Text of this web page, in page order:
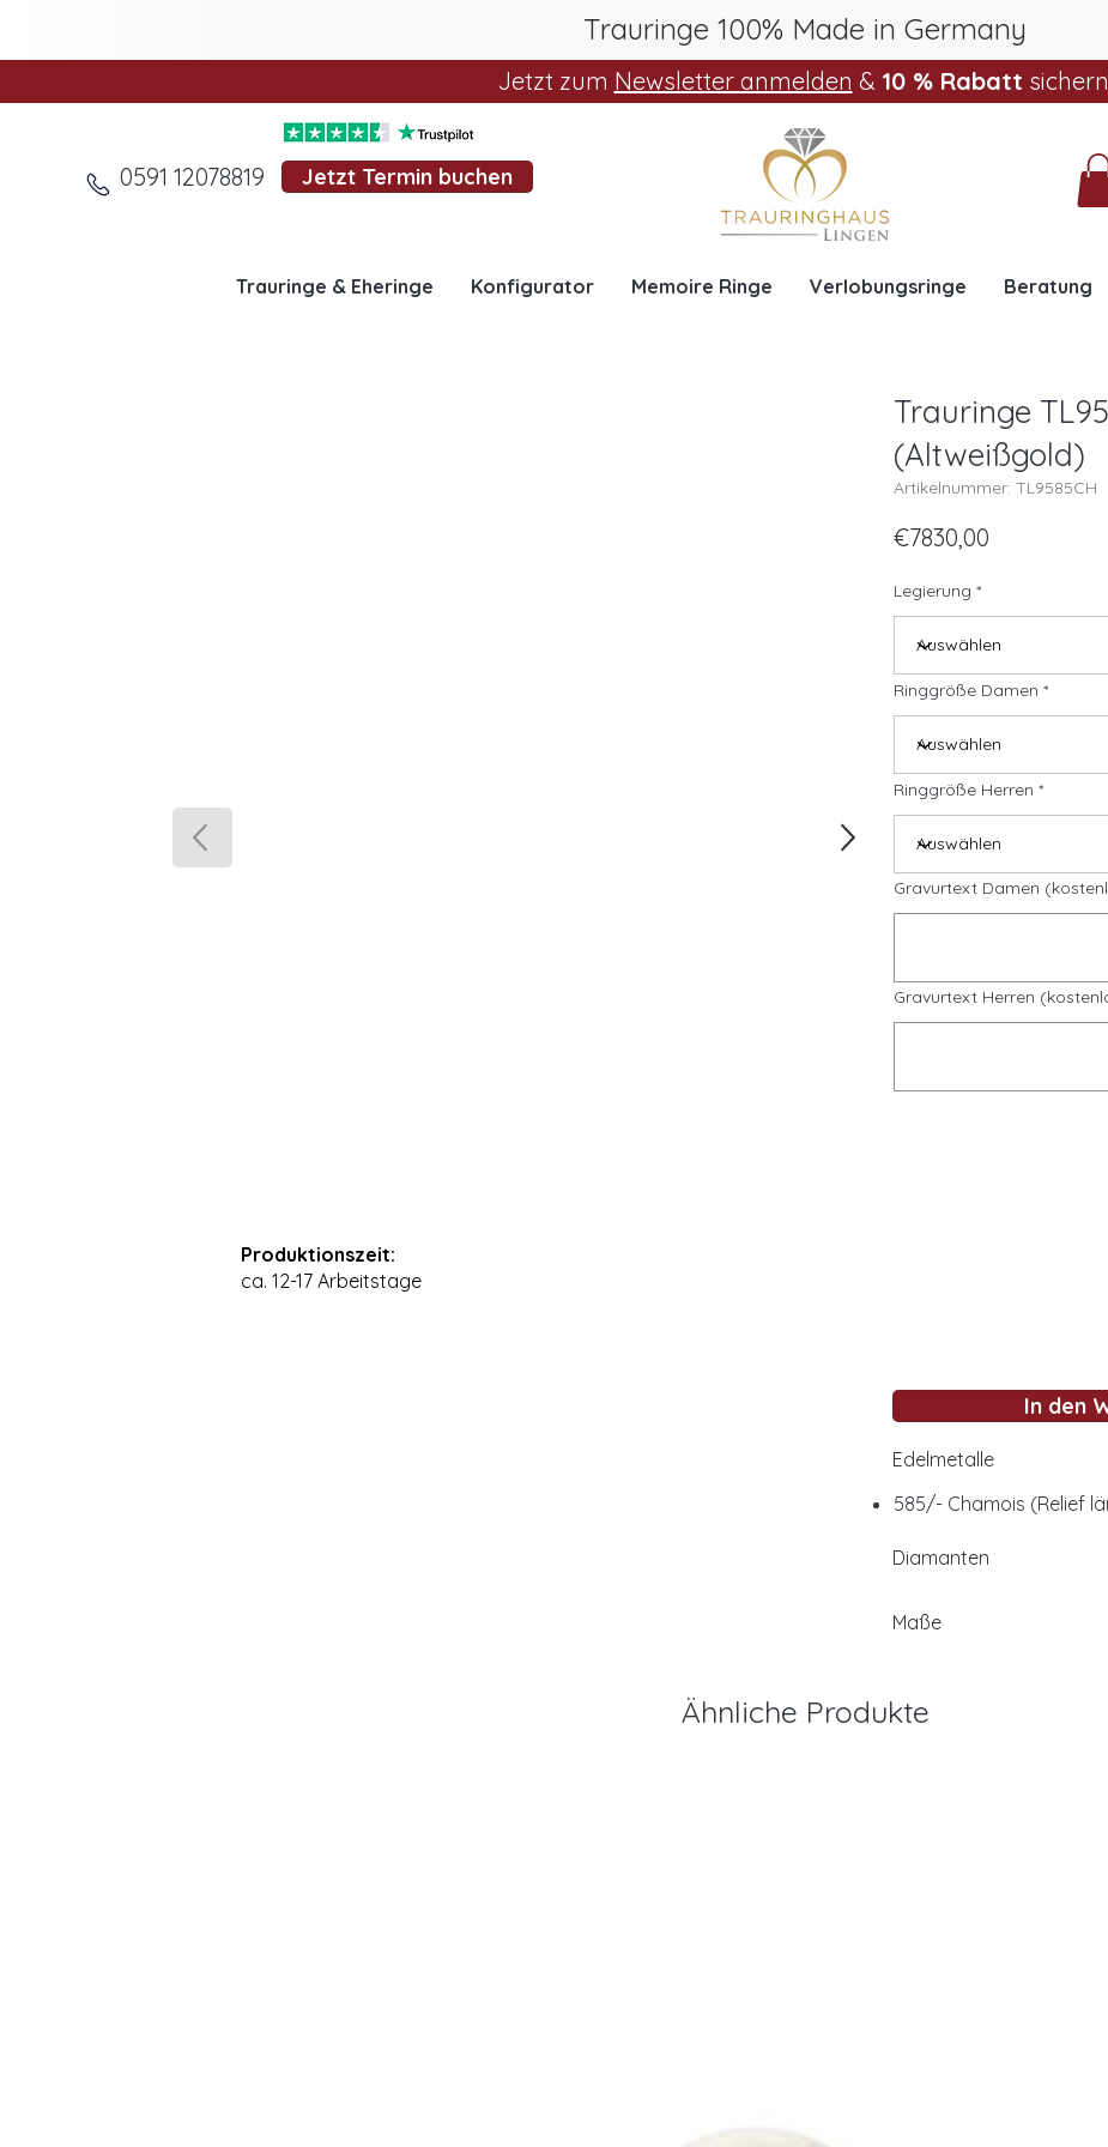
Trauringe 100% Made in Germany
Jetzt zum Newsletter anmelden & 10 % Rabatt
0591 12078819 Jetzt Termin buchen
Trauringe & Eheringe Konfigurator Memoire Ringe Verlobungsringe Beratung
Produktionszeit:
ca. 12-17 Arbeitstage
Trauringe
(Altweißgold)
Artikelnummer: TL9585CH
€7830,00
Legierung
Ringgröße Damen
Ringgröße Herren
Gravurtext Damen
Gravurtext Herren
In den
Edelmetalle
585/- Chamois (Relief
Diamanten
Maße
Ähnliche Produkte